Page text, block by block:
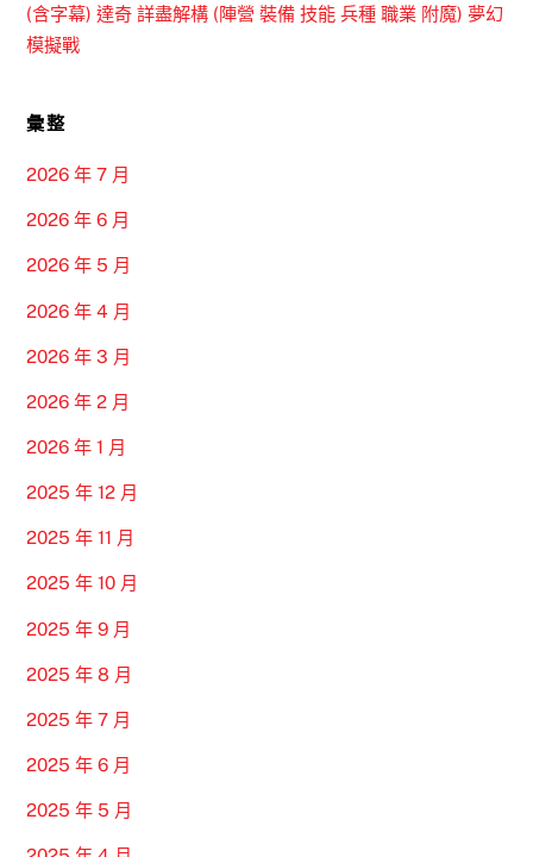
(含字幕) 達奇 詳盡解構 (陣營 裝備 技能 兵種 職業 附魔) 夢幻
模擬戰
彙整
2026 年 7 月
2026 年 6 月
2026 年 5 月
2026 年 4 月
2026 年 3 月
2026 年 2 月
2026 年 1 月
2025 年 12 月
2025 年 11 月
2025 年 10 月
2025 年 9 月
2025 年 8 月
2025 年 7 月
2025 年 6 月
2025 年 5 月